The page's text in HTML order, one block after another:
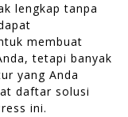
lengkap tanpa
membuat
tetapi banyak
yang Anda
daftar solusi
ini.